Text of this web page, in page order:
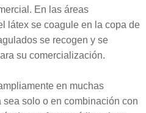
En las áreas
látex se coagule en la copa de
se recogen y se
su comercialización.
en muchas
solo o en combinación con